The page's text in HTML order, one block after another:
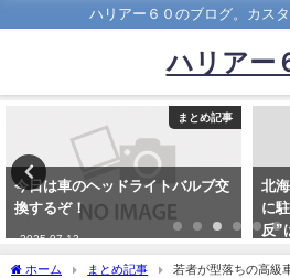
ハリアー６０のブログ。カス
ハリアー
まとめ記事
今日は車のヘッドライトバルブ交
換するぞ！
2025-07-13
北
に
反”
ホーム まとめ記事
若者が型落ちの高級